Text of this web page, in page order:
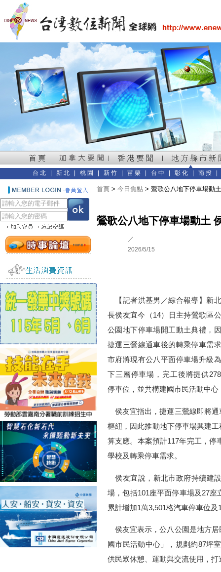
台北 新北 桃園 新竹 苗栗 台中 彰化 南投
首頁 > 今日焦點 > 鶯歌公八地下停車場動
鶯歌公八地下停車場動土
／
2026/5/15
【記者洪基男／綜合報導】新
長侯友宜今（14）日主持鶯歌區
公園地下停車場開工動土典禮，
捷運三鶯線通車後的轉乘停車需
市府將現有公八平面停車場升級
下三層停車場，完工後將提供
停車位，並共構建國市民活動中
侯友宜指出，捷運三鶯線即將通
樞紐，因此推動地下停車場興建
算支應。本案預計117年完工，停
學校及轉乘停車需求。
侯友宜說，新北市政府持續建
場，包括101座平面停車場及27
累計增加1萬3,501格汽車停車位
侯友宜表示，公八公園是地方居
國市民活動中心」，規劃約87坪
供民眾休憩、運動與交流使用，